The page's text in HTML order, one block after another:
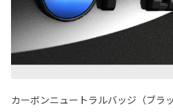
カーボンニュートラルバッジ（ブラッ